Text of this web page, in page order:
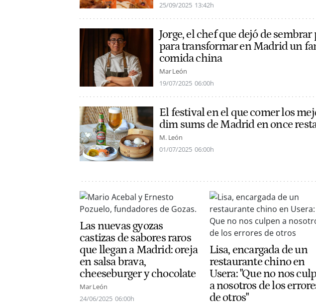
25/09/2025 13:42h
Jorge, el chef que dejó de
para transformar en Madrid un
comida china
Mar León
19/07/2025 06:00h
El festival en el que comer los
dim sums de Madrid en once
M. León
01/07/2025 06:00h
Las nuevas gyozas
castizas de sabores raros
que llegan a Madrid: oreja
en salsa brava,
cheeseburger y chocolate
Mar León
24/06/2025 06:00h
Lisa, encargada de un
restaurante chino en
Usera: "Que no nos
a nosotros de los
de otros"